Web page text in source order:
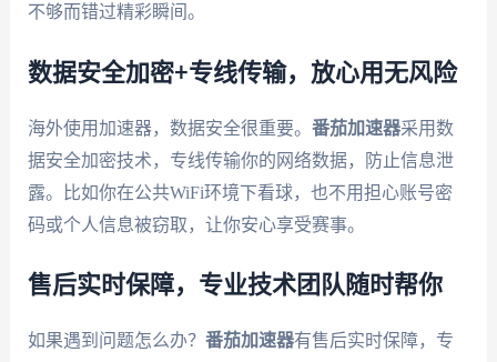
不够而错过精彩瞬间。
数据安全加密+专线传输，放心用无风险
海外使用加速器，数据安全很重要。 番茄加速器采用数
据安全加密技术，专线传输你的网络数据，防止信息泄
露。比如你在公共WiFi环境下看球，也不用担心账号密
码或个人信息被窃取，让你安心享受赛事。
售后实时保障，专业技术团队随时帮你
如果遇到问题怎么办？ 番茄加速器有售后实时保障，专